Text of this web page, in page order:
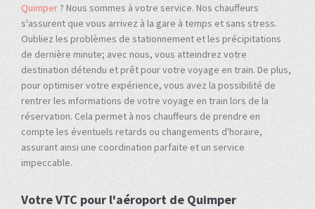
Quimper? Nous sommes à votre service. Nos chauffeurs
s'assurent que vous arrivez à la gare à temps et sans stress.
Oubliez les problèmes de stationnement et les précipitations
de dernière minute; avec nous, vous atteindrez votre
destination détendu et prêt pour votre voyage en train. De plus,
pour optimiser votre expérience, vous avez la possibilité de
rentrer les informations de votre voyage en train lors de la
réservation. Cela permet à nos chauffeurs de prendre en
compte les éventuels retards ou changements d'horaire,
assurant ainsi une coordination parfaite et un service
impeccable.
Votre VTC pour l'aéroport de Quimper